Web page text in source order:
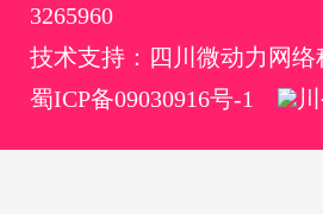
3265960
技术支持：四川微动力网络
蜀ICP备09030916号-1